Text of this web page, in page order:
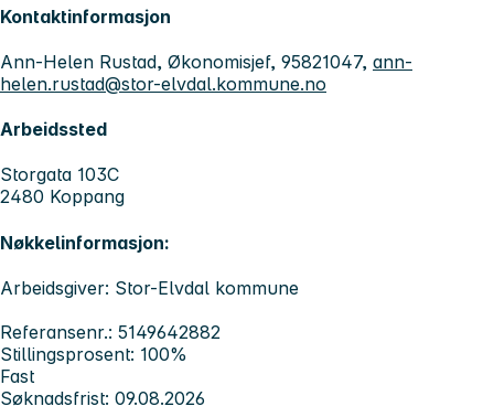
Kontaktinformasjon
Ann-Helen Rustad, Økonomisjef, 95821047, ann-
helen.rustad@stor-elvdal.kommune.no
Arbeidssted
Storgata 103C
2480 Koppang
Nøkkelinformasjon:
Arbeidsgiver: Stor-Elvdal kommune
Referansenr.: 5149642882
Stillingsprosent: 100%
Fast
Søknadsfrist: 09.08.2026